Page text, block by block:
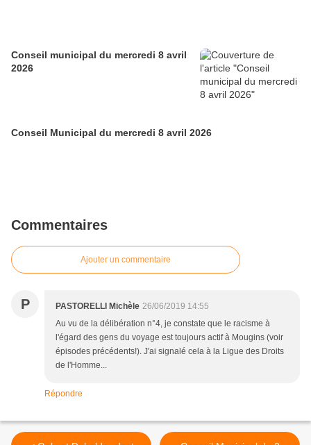
Conseil municipal du mercredi 8 avril
2026
Conseil Municipal du mercredi 8 avril 2026
Commentaires
Ajouter un commentaire
P PASTORELLI Michèle 26/06/2019 14:55
Au vu de la délibération n°4, je constate que le racisme à
l'égard des gens du voyage est toujours actif à Mougins (voir
épisodes précédents!). J'ai signalé cela à la Ligue des Droits
de l'Homme...
Répondre